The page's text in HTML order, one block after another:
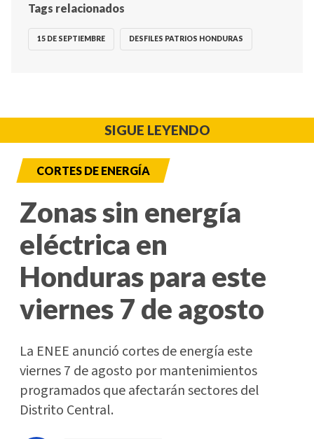
Tags relacionados
15 DE SEPTIEMBRE DESFILES PATRIOS HONDURAS
SIGUE LEYENDO
CORTES DE ENERGÍA
Zonas sin energía
eléctrica en
Honduras para este
viernes 7 de agosto
La ENEE anunció cortes de energía este
viernes 7 de agosto por mantenimientos
programados que afectarán sectores del
Distrito Central.